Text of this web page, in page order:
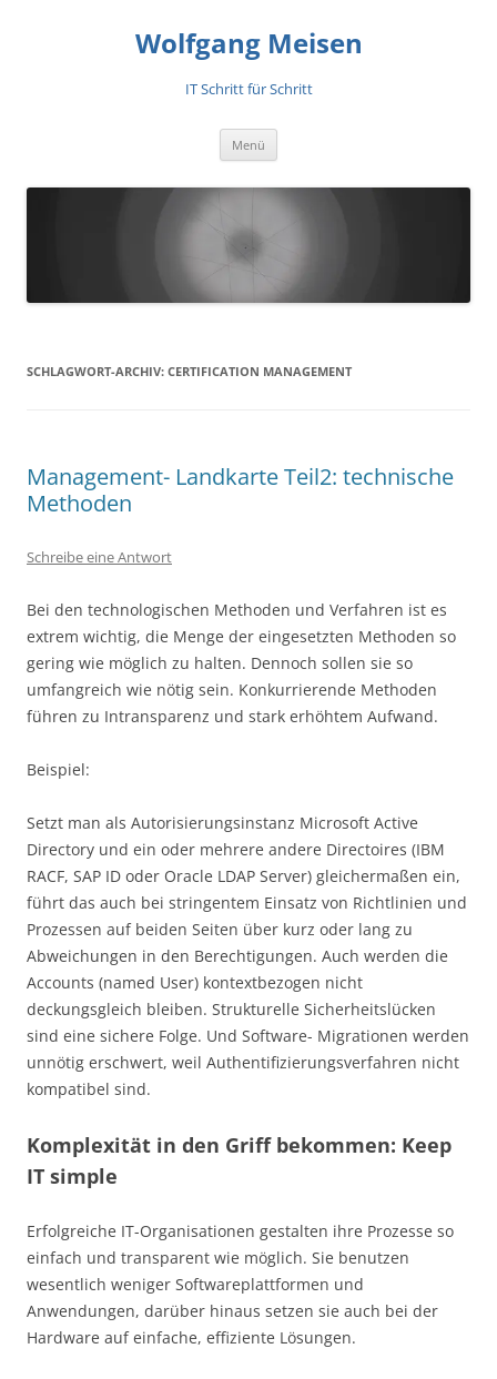
Wolfgang Meisen
IT Schritt für Schritt
Menü
SCHLAGWORT-ARCHIV: CERTIFICATION MANAGEMENT
Management- Landkarte Teil2: technische
Methoden
Schreibe eine Antwort
Bei den technologischen Methoden und Verfahren ist es
extrem wichtig, die Menge der eingesetzten Methoden so
gering wie möglich zu halten. Dennoch sollen sie so
umfangreich wie nötig sein. Konkurrierende Methoden
führen zu Intransparenz und stark erhöhtem Aufwand.
Beispiel:
Setzt man als Autorisierungsinstanz Microsoft Active
Directory und ein oder mehrere andere Directoires (IBM
RACF, SAP ID oder Oracle LDAP Server) gleichermaßen ein,
führt das auch bei stringentem Einsatz von Richtlinien und
Prozessen auf beiden Seiten über kurz oder lang zu
Abweichungen in den Berechtigungen. Auch werden die
Accounts (named User) kontextbezogen nicht
deckungsgleich bleiben. Strukturelle Sicherheitslücken
sind eine sichere Folge. Und Software- Migrationen werden
unnötig erschwert, weil Authentifizierungsverfahren nicht
kompatibel sind.
Komplexität in den Griff bekommen: Keep
IT simple
Erfolgreiche IT-Organisationen gestalten ihre Prozesse so
einfach und transparent wie möglich. Sie benutzen
wesentlich weniger Softwareplattformen und
Anwendungen, darüber hinaus setzen sie auch bei der
Hardware auf einfache, effiziente Lösungen.